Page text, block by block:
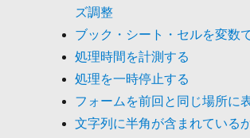
ズ調整
ブック・シート・セルを変数
処理時間を計測する
処理を一時停止する
フォームを前回と同じ場所に
文字列に半角が含まれている